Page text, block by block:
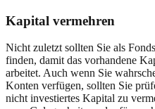
Kapital vermehren
Nicht zuletzt sollten Sie als
finden, damit das vorhandene
arbeitet. Auch wenn Sie
Konten verfügen, sollten Sie
nicht investiertes Kapital zu